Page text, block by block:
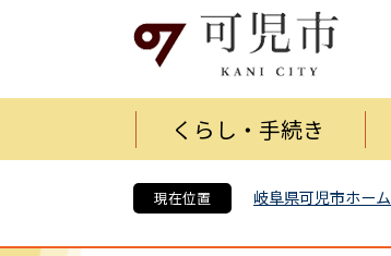
くらし・手続き
現在位置 岐阜県可児市ホーム